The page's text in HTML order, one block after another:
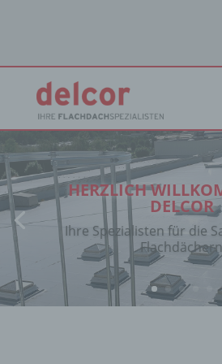
HERZLICH
DELCOR
Ihre Spezialisten für die
Flachdächern